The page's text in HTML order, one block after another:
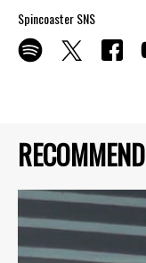
RECOMMEND
Spincoaster SNS